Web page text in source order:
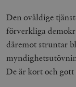
Den oväldige
förverkliga
däremot struntar
De är kort och